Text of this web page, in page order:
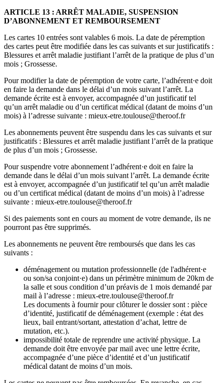
ARTICLE 13 : ARRÊT MALADIE, SUSPENSION
D’ABONNEMENT ET REMBOURSEMENT
Les cartes 10 entrées sont valables 6 mois. La date de péremption
des cartes peut être modifiée dans les cas suivants et sur justificatifs :
Blessures et arrêt maladie justifiant l’arrêt de la pratique de plus d’un
mois ; Grossesse.
Pour modifier la date de péremption de votre carte, l’adhérent·e doit
en faire la demande dans le délai d’un mois suivant l’arrêt. La
demande écrite est à envoyer, accompagnée d’un justificatif tel
qu’un arrêt maladie ou d’un certificat médical (datant de moins d’un
mois) à l’adresse suivante : mieux-etre.toulouse@theroof.fr
Les abonnements peuvent être suspendu dans les cas suivants et sur
justificatifs : Blessures et arrêt maladie justifiant l’arrêt de la pratique
de plus d’un mois ; Grossesse.
Pour suspendre votre abonnement l’adhérent·e doit en faire la
demande dans le délai d’un mois suivant l’arrêt. La demande écrite
est à envoyer, accompagnée d’un justificatif tel qu’un arrêt maladie
ou d’un certificat médical (datant de moins d’un mois) à l’adresse
suivante : mieux-etre.toulouse@theroof.fr
Si des paiements sont en cours au moment de votre demande, ils ne
pourront pas être supprimés.
Les abonnements ne peuvent être remboursés que dans les cas
suivants :
déménagement ou mutation professionnelle (de l'adhérent·e
ou son/sa conjoint·e) dans un périmètre minimum de 20km de
la salle et sous condition d’un préavis de 1 mois demandé par
mail à l’adresse : mieux-etre.toulouse@theroof.fr
Les documents à fournir pour clôturer le dossier sont : pièce
d’identité, justificatif de déménagement (exemple : état des
lieux, bail entrant/sortant, attestation d’achat, lettre de
mutation, etc.).
impossibilité totale de reprendre une activité physique. La
demande doit être envoyée par mail avec une lettre écrite,
accompagnée d’une pièce d’identité et d’un justificatif
médical datant de moins d’un mois.